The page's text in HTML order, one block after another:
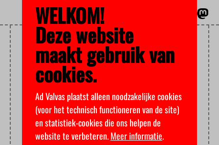
EL AL
WELKOM!
Deze website
maakt gebruik van
cookies.
Ad Valvas plaatst alleen noodzakelijke cookies
(voor het technisch functioneren van de site)
en statistiek-cookies die ons helpen de
website te verbeteren.Meer informatie.